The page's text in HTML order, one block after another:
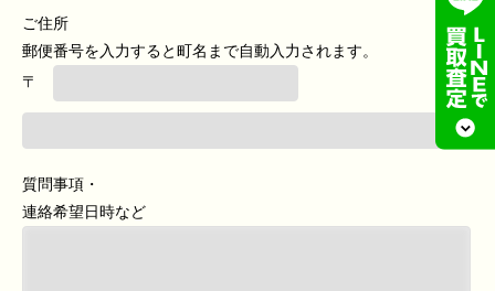
ご住所
郵便番号を入力すると町名まで自動入力されます。
〒
質問事項・
連絡希望日時など